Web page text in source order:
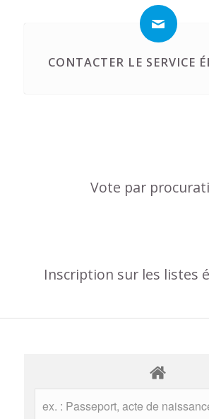
CONTACTER LE SERVICE
Vote par
Inscription sur les listes